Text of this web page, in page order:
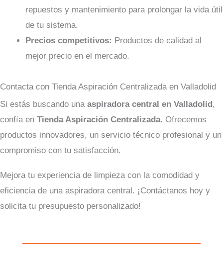
repuestos y mantenimiento para prolongar la vida útil
de tu sistema.
Precios competitivos: Productos de calidad al
mejor precio en el mercado.
Contacta con Tienda Aspiración Centralizada en Valladolid
Si estás buscando una aspiradora central en Valladolid,
confía en Tienda Aspiración Centralizada. Ofrecemos
productos innovadores, un servicio técnico profesional y un
compromiso con tu satisfacción.
Mejora tu experiencia de limpieza con la comodidad y
eficiencia de una aspiradora central. ¡Contáctanos hoy y
solicita tu presupuesto personalizado!